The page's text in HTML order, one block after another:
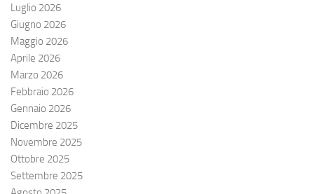
Luglio 2026
Giugno 2026
Maggio 2026
Aprile 2026
Marzo 2026
Febbraio 2026
Gennaio 2026
Dicembre 2025
Novembre 2025
Ottobre 2025
Settembre 2025